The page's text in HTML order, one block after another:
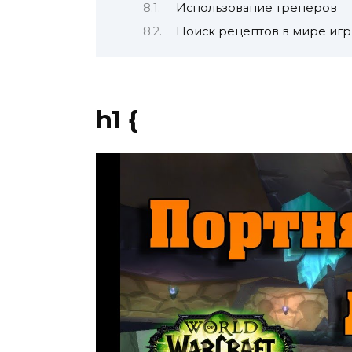
Использование тренеров
Поиск рецептов в мире
h1 {